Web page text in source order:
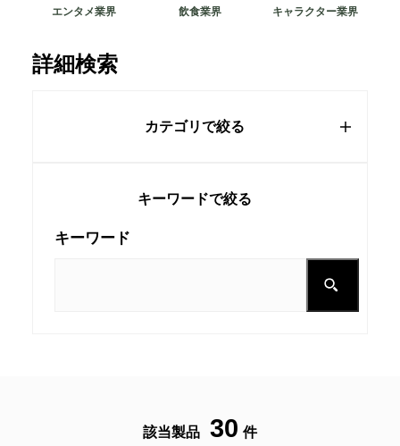
エンタメ業界 飲食業界 キャラクター業界
詳細検索
カテゴリで絞る
キーワードで絞る
キーワード
該当製品 30 件